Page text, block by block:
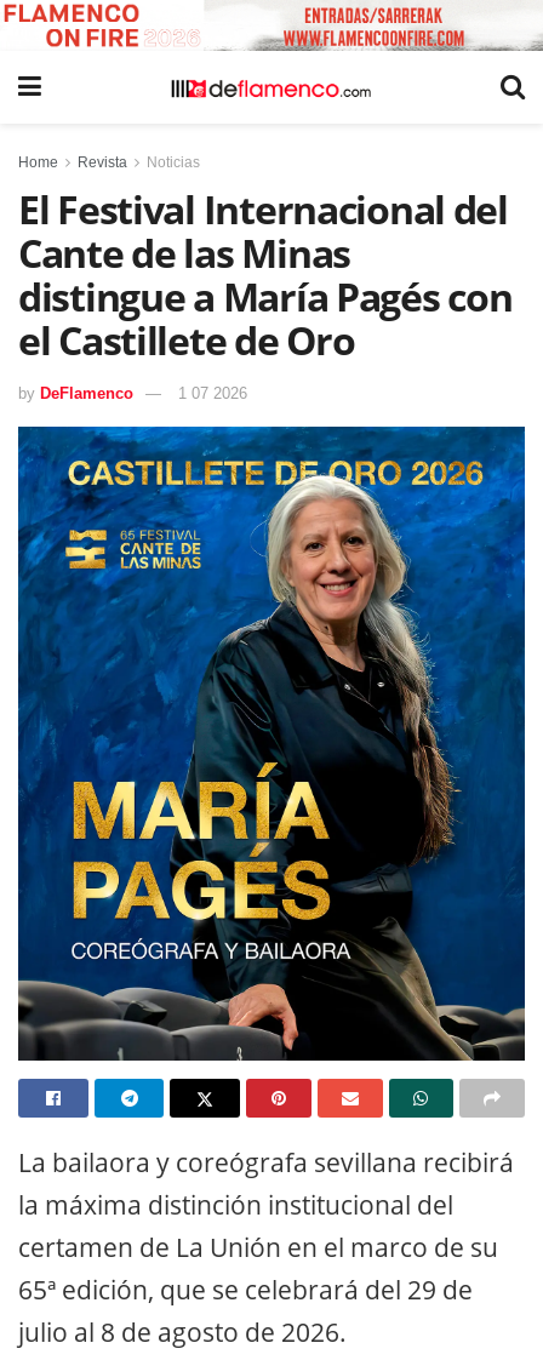
Home Revista Noticias
El Festival Internacional del
Cante de las Minas
distingue a María Pagés con
el Castillete de Oro
by DeFlamenco 1 07 2026
La bailaora y coreógrafa sevillana recibirá
la máxima distinción institucional del
certamen de La Unión en el marco de su
65ª edición, que se celebrará del 29 de
julio al 8 de agosto de 2026.